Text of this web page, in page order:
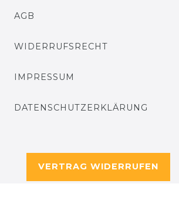
AGB
WIDERRUFSRECHT
IMPRESSUM
DATENSCHUTZERKLÄRUNG
VERTRAG WIDERRUFEN